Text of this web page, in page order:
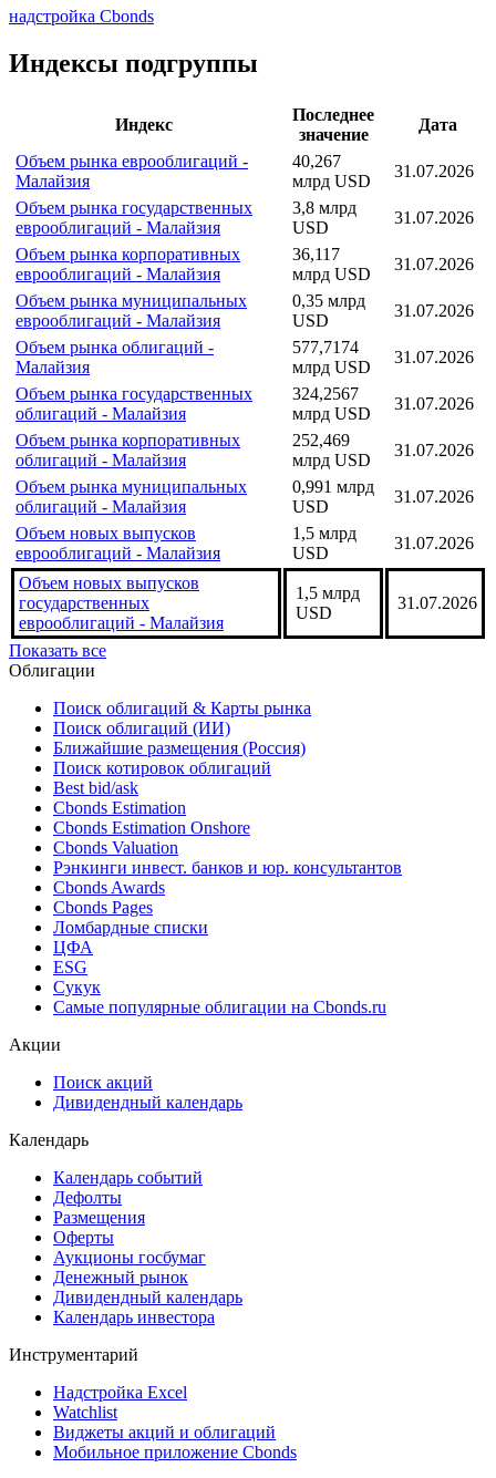
надстройка Cbonds
Индексы подгруппы
Индекс
Последнее
значение
Дата
Объем рынка еврооблигаций -
Малайзия
40,267
млрд USD
31.07.2026
Объем рынка государственных
еврооблигаций - Малайзия
3,8 млрд
USD
31.07.2026
Объем рынка корпоративных
еврооблигаций - Малайзия
36,117
млрд USD
31.07.2026
Объем рынка муниципальных
еврооблигаций - Малайзия
0,35 млрд
USD
31.07.2026
Объем рынка облигаций -
Малайзия
577,7174
млрд USD
31.07.2026
Объем рынка государственных
облигаций - Малайзия
324,2567
млрд USD
31.07.2026
Объем рынка корпоративных
облигаций - Малайзия
252,469
млрд USD
31.07.2026
Объем рынка муниципальных
облигаций - Малайзия
0,991 млрд
USD
31.07.2026
Объем новых выпусков
еврооблигаций - Малайзия
1,5 млрд
USD
31.07.2026
Объем новых выпусков
государственных
еврооблигаций - Малайзия
1,5 млрд
USD
31.07.2026
Показать все
Облигации
Поиск облигаций & Карты рынка
Поиск облигаций (ИИ)
Ближайшие размещения (Россия)
Поиск котировок облигаций
Best bid/ask
Cbonds Estimation
Cbonds Estimation Onshore
Cbonds Valuation
Рэнкинги инвест. банков и юр. консультантов
Cbonds Awards
Cbonds Pages
Ломбардные списки
ЦФА
ESG
Сукук
Самые популярные облигации на Cbonds.ru
Акции
Поиск акций
Дивидендный календарь
Календарь
Календарь событий
Дефолты
Размещения
Оферты
Аукционы госбумаг
Денежный рынок
Дивидендный календарь
Календарь инвестора
Инструментарий
Надстройка Excel
Watchlist
Виджеты акций и облигаций
Мобильное приложение Cbonds